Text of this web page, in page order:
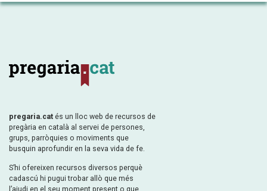
pregaria.cat és un lloc web de recursos de
pregària en català al servei de persones,
grups, parròquies o moviments que
busquin aprofundir en la seva vida de fe.
S’hi ofereixen recursos diversos perquè
cadascú hi pugui trobar allò que més
l’ajudi en el seu moment present o que